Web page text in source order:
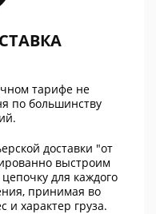
тарифе не
по большинству
доставки "от
выстроим
для каждого
принимая во
и характер груза.